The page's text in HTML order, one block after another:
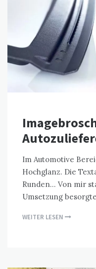
Im Automotive
Hochglanz. Die
Runden… Von mir
Umsetzung
WEITER LESEN